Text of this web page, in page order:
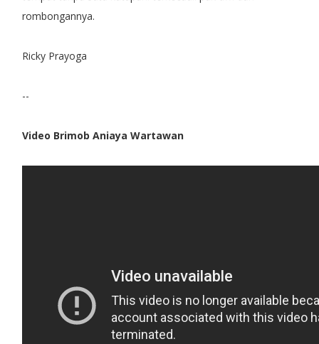
rombongannya.
Ricky Prayoga
--
Video Brimob Aniaya Wartawan